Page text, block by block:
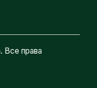
Все права